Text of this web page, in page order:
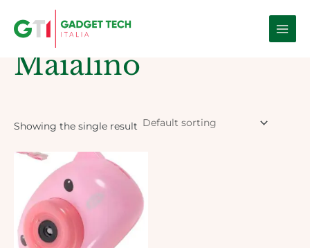
Main
Home / Products tagged “Maialino”
Maialino
Showing the single result